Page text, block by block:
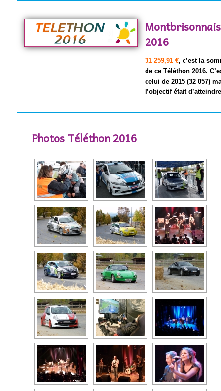
2016
31 259,91 €, c’est la
de ce Téléthon 2016.
celui de 2015 (32 057)
l’objectif était
Photos Téléthon 2016